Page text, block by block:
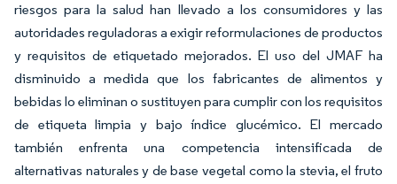
riesgos para la salud han llevado a los consumidores y las
autoridades reguladoras a exigir reformulaciones de productos
y requisitos de etiquetado mejorados. El uso del JMAF ha
disminuido a medida que los fabricantes de alimentos y
bebidas lo eliminan o sustituyen para cumplir con los requisitos
de etiqueta limpia y bajo índice glucémico. El mercado
también enfrenta una competencia intensificada de
alternativas naturales y de base vegetal como la stevia, el fruto